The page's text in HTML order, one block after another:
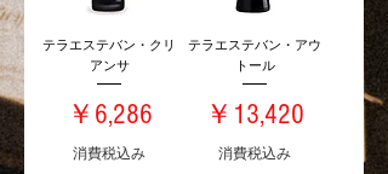
テラエステバン・クリ
アンサ
価格
￥6,286
消費税込み
テラエステバン・アウ
トール
価格
￥13,420
消費税込み